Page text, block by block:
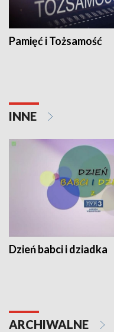
Pamięć i Tożsamość
INNE
Dzień babci i dziadka
ARCHIWALNE